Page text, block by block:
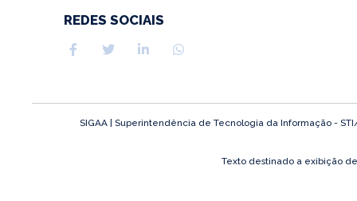
REDES SOCIAIS
SIGAA | Superintendência de Tecnologia da Informação -
Texto destinado a exibição